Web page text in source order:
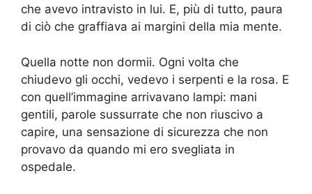
che avevo intravisto in lui. E, più di tutto, paura
di ciò che graffiava ai margini della mia mente.
Quella notte non dormii. Ogni volta che
chiudevo gli occhi, vedevo i serpenti e la rosa. E
con quell’immagine arrivavano lampi: mani
gentili, parole sussurrate che non riuscivo a
capire, una sensazione di sicurezza che non
provavo da quando mi ero svegliata in
ospedale.